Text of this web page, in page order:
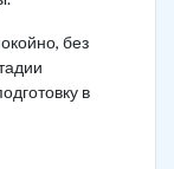
без
в